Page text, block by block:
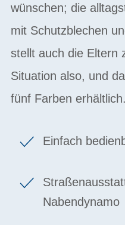
wünschen; die
mit Schutzblechen
stellt auch die Eltern
Situation also, und
fünf Farben erhältlich.
Einfach
Nabendynamo